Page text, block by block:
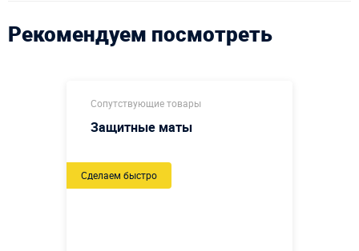
Рекомендуем посмотреть
Сопутствующие товары
Защитные маты
Сделаем быстро